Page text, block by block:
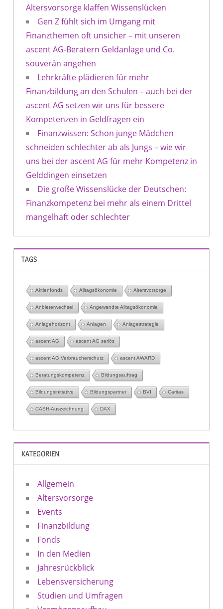
Altersvorsorge klaffen Wissenslücken
Gen Z fühlt sich im Umgang mit
Finanzthemen oft unsicher – mit unseren
ascent AG-Beratern Geldanlage und Co.
souverän angehen
Lehrkräfte plädieren für mehr
Finanzbildung an den Schulen – auch bei der
ascent AG setzen wir uns für bessere
Kompetenzen in Geldfragen ein
Finanzwissen: Schon junge Mädchen
schneiden schlechter ab als Jungs – wie wir
uns bei der ascent AG für mehr Kompetenz in
Gelddingen einsetzen
Die große Wissenslücke der Deutschen:
Finanzkompetenz bei mehr als einem Drittel
mangelhaft oder schlechter
TAGS
Aktienfonds Alltagsökonomie Altersvorsorge
Anbieterwechsel Angewandte Alltagsökonomie
Anlagehorizont Anlagen Anlagestrategie
ascent AG ascent AG seriös
ascent AG Verbraucherschutz ascent AWARD
Beratungskompetenz Bildungsauftrag
Bildungsinitiative Bildungspartner BVI Caritas
CASH-Auszeichnung DAX
KATEGORIEN
Allgemein
Altersvorsorge
Events
Finanzbildung
Fonds
In den Medien
Jahresrückblick
Lebensversicherung
Studien und Umfragen